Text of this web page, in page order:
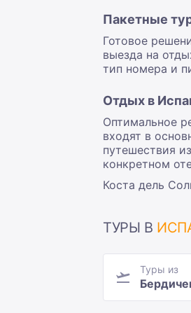
Пакетные
Готовое
выезда на
тип номера и
Отдых в
Оптимальное
входят в
путешествия
конкретном
Коста дель
ТУРЫ В
Туры из